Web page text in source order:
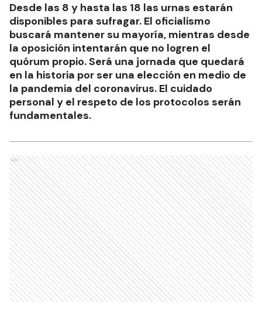
Desde las 8 y hasta las 18 las urnas estarán
disponibles para sufragar. El oficialismo
buscará mantener su mayoría, mientras desde
la oposición intentarán que no logren el
quórum propio. Será una jornada que quedará
en la historia por ser una elección en medio de
la pandemia del coronavirus. El cuidado
personal y el respeto de los protocolos serán
fundamentales.
Ads